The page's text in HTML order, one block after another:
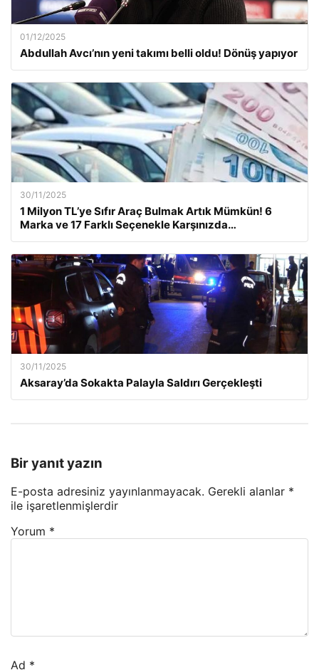
01/12/2025
Abdullah Avcı’nın yeni takımı belli oldu! Dönüş yapıyor
30/11/2025
1 Milyon TL’ye Sıfır Araç Bulmak Artık Mümkün! 6
Marka ve 17 Farklı Seçenekle Karşınızda…
30/11/2025
Aksaray’da Sokakta Palayla Saldırı Gerçekleşti
Bir yanıt yazın
E-posta adresiniz yayınlanmayacak. Gerekli alanlar *
ile işaretlenmişlerdir
Yorum *
Ad *